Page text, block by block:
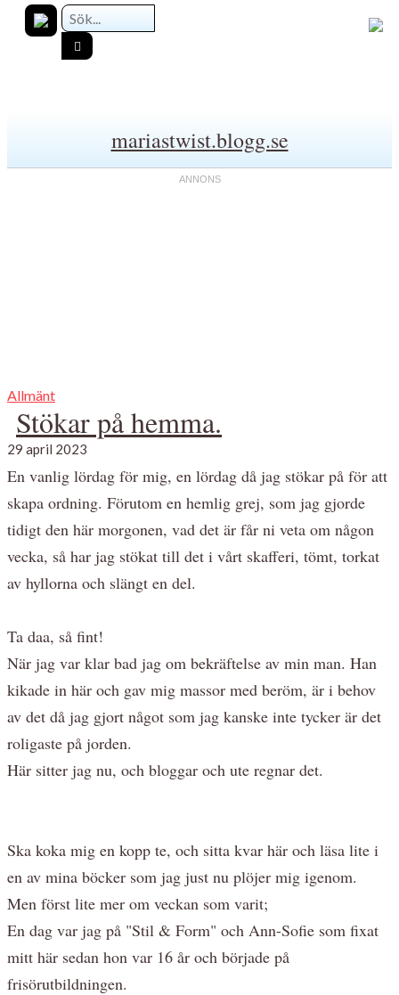
mariastwist.blogg.se
Allmänt
Stökar på hemma.
29 april 2023
En vanlig lördag för mig, en lördag då jag stökar på för att
skapa ordning. Förutom en hemlig grej, som jag gjorde
tidigt den här morgonen, vad det är får ni veta om någon
vecka, så har jag stökat till det i vårt skafferi, tömt, torkat
av hyllorna och slängt en del.
Ta daa, så fint!
När jag var klar bad jag om bekräftelse av min man. Han
kikade in här och gav mig massor med beröm, är i behov
av det då jag gjort något som jag kanske inte tycker är det
roligaste på jorden.
Här sitter jag nu, och bloggar och ute regnar det.
Ska koka mig en kopp te, och sitta kvar här och läsa lite i
en av mina böcker som jag just nu plöjer mig igenom.
Men först lite mer om veckan som varit;
En dag var jag på "Stil & Form" och Ann-Sofie som fixat
mitt här sedan hon var 16 år och började på
frisörutbildningen.